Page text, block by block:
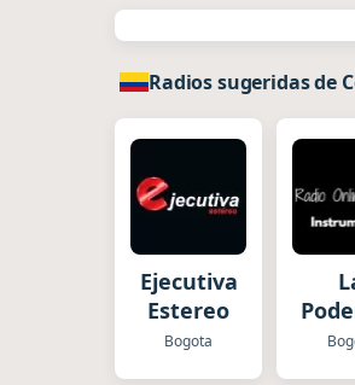
Radios sugeridas de
Ejecutiva
Estereo
Bogota